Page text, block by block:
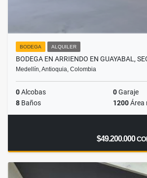
BODEGA ALQUILER
BODEGA EN ARRIENDO EN GUAYABAL,
Medellín, Antioquia, Colombia
0Alcobas 0Garaje
8 Baños 1200Área
$49.200.000